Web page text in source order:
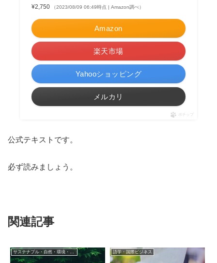
¥2,750
（2023/08/09 06:49時点 | Amazon調べ）
Amazon
楽天市場
Yahooショッピング
メルカリ
ポチップ
公式テキストです。
必ず読みましょう。
関連記事
サステナブル・自然・環境・生物 語学・国際ビジネス